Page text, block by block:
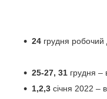
24 грудня робочий
25-27, 31 грудня –
1,2,3 січня 2022 –